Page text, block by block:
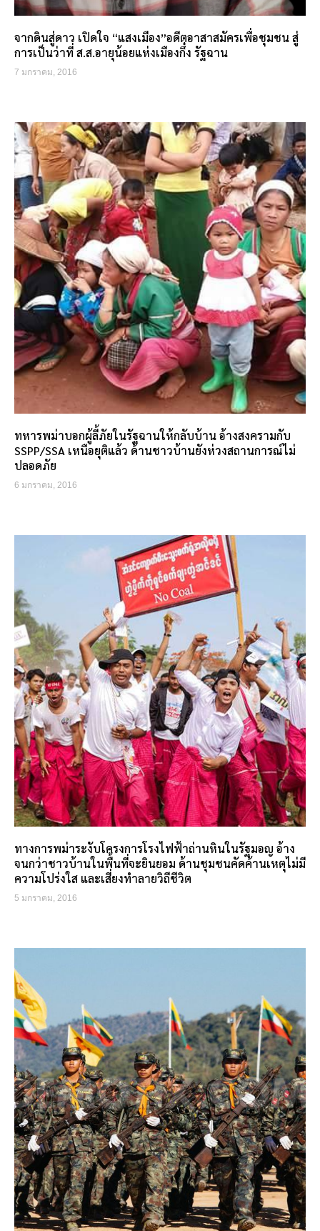
จากดินสู่ดาว เปิดใจ “แสงเมือง”อดีตอาสาสมัครเพื่อชุมชน สู่
การเป็นว่าที่ ส.ส.อายุน้อยแห่งเมืองกึ๋ง รัฐฉาน
7 มกราคม, 2016
ทหารพม่าบอกผู้ลี้ภัยในรัฐฉานให้กลับบ้าน อ้างสงครามกับ
SSPP/SSA เหนือยุติแล้ว ด้านชาวบ้านยังห่วงสถานการณ์ไม่
ปลอดภัย
6 มกราคม, 2016
ทางการพม่าระงับโครงการโรงไฟฟ้าถ่านหินในรัฐมอญ อ้าง
จนกว่าชาวบ้านในพื้นที่จะยินยอม ด้านชุมชนคัดค้านเหตุไม่มี
ความโปร่งใส และเสี่ยงทำลายวิถีชีวิต
5 มกราคม, 2016